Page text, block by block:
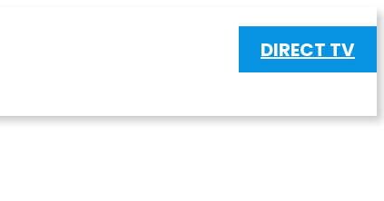
DIRECT TV